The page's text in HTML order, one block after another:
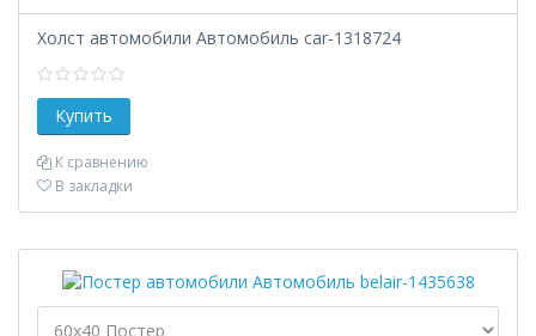
Холст автомобили Автомобиль car-1318724
К сравнению
В закладки